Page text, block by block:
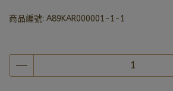
商品編號: A89KAR000001-1-1